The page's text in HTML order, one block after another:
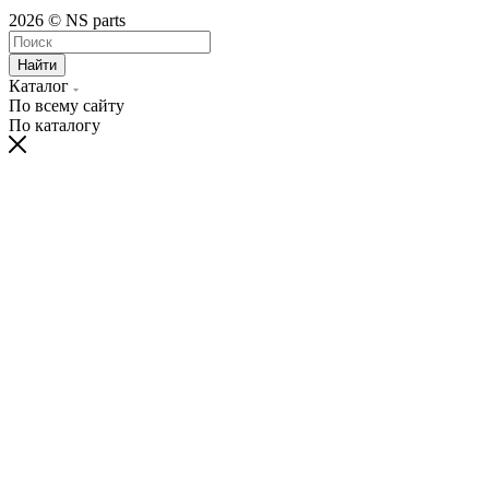
2026 © NS parts
Найти
Каталог
По всему сайту
По каталогу